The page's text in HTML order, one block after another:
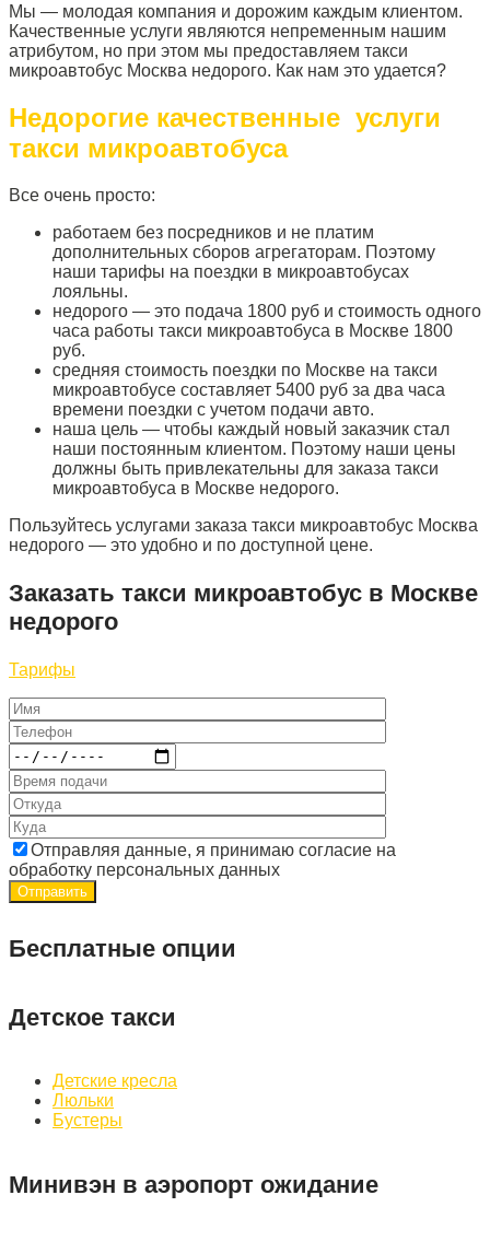
Мы — молодая компания и дорожим каждым клиентом.
Качественные услуги являются непременным нашим
атрибутом, но при этом мы предоставляем такси
микроавтобус Москва недорого. Как нам это удается?
Недорогие качественные услуги
такси микроавтобуса
Все очень просто:
работаем без посредников и не платим
дополнительных сборов агрегаторам. Поэтому
наши тарифы на поездки в микроавтобусах
лояльны.
недорого — это подача 1800 руб и стоимость одного
часа работы такси микроавтобуса в Москве 1800
руб.
средняя стоимость поездки по Москве на такси
микроавтобусе составляет 5400 руб за два часа
времени поездки с учетом подачи авто.
наша цель — чтобы каждый новый заказчик стал
наши постоянным клиентом. Поэтому наши цены
должны быть привлекательны для заказа такси
микроавтобуса в Москве недорого.
Пользуйтесь услугами заказа такси микроавтобус Москва
недорого — это удобно и по доступной цене.
Заказать такси микроавтобус в Москве
недорого
Тарифы
Отправляя данные, я принимаю согласие на
обработку персональных данных
Бесплатные опции
Детское такси
Детские кресла
Люльки
Бустеры
Минивэн в аэропорт ожидание